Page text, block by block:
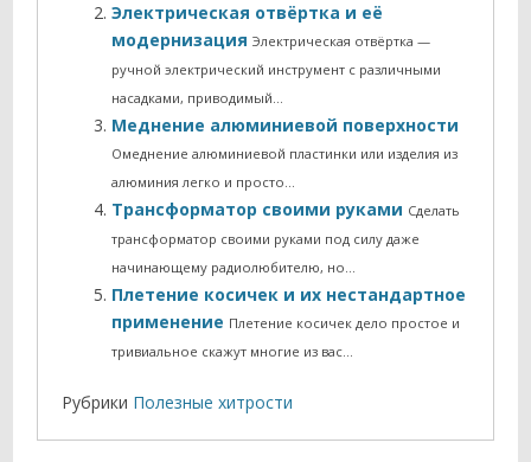
Электрическая отвёртка и её
модернизацияЭлектрическая отвёртка —
ручной электрический инструмент с различными
насадками, приводимый…
Меднение алюминиевой поверхности
Омеднение алюминиевой пластинки или изделия из
алюминия легко и просто…
Трансформатор своими руками Сделать
трансформатор своими руками под силу даже
начинающему радиолюбителю, но…
Плетение косичек и их нестандартное
применение Плетение косичек дело простое и
тривиальное скажут многие из вас…
Рубрики Полезные хитрости